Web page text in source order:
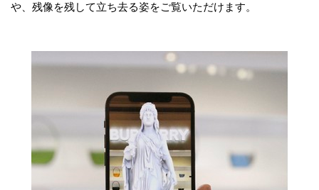
や、残像を残して立ち去る姿をご覧いただけます。